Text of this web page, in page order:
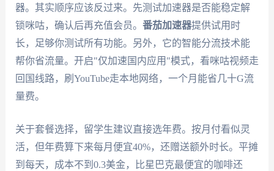
器。其实顺序应该反过来。先测试加速器是否能稳定解
锁咪咕，确认后再充值会员。 番茄加速器提供试用时
长，足够你测试所有功能。另外，它的智能分流技术能
帮你省流量。开启"仅加速国内应用"模式，看咪咕视频走
回国线路，刷YouTube走本地网络，一个月能省几十G流
量费。
关于套餐选择，留学生建议直接选年费。按月付看似灵
活，但年费算下来每月便宜40%，还赠送额外时长。平摊
到每天，成本不到0.3美金，比星巴克最便宜的咖啡还